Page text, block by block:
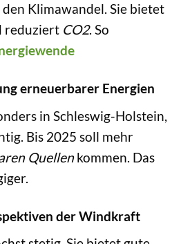
Klimawandel. Sie bietet
reduziert CO2. So
erneuerbarer Energien
in Schleswig-Holstein,
Bis 2025 soll mehr
Quellenkommen. Das
der Windkraft